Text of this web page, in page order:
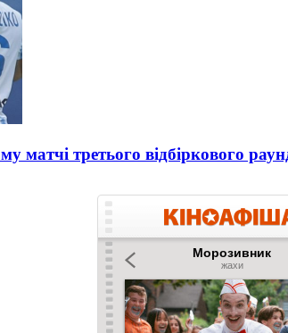
третього відбіркового